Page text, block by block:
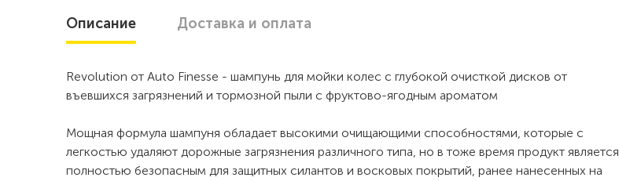
Описание Доставка и оплата
Revolution от Auto Finesse - шампунь для мойки колес с глубокой очисткой дисков от
въевшихся загрязнений и тормозной пыли с фруктово-ягодным ароматом
Мощная формула шампуня обладает высокими очищающими способностями, которые с
легкостью удаляют дорожные загрязнения различного типа, но в тоже время продукт является
полностью безопасным для защитных силантов и восковых покрытий, ранее нанесенных на